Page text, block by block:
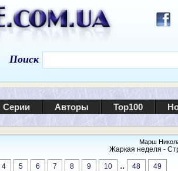
Поиск
Серии Авторы Top100
Марш
Жаркая неделя -
4 5 6 7 8 9 10 .. 48 49